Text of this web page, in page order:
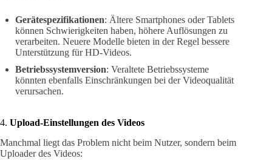
Gerätespezifikationen: Ältere Smartphones oder Tablets
können Schwierigkeiten haben, höhere Auflösungen zu
verarbeiten. Neuere Modelle bieten in der Regel bessere
Unterstützung für HD-Videos.
Betriebssystemversion: Veraltete Betriebssysteme
könnten ebenfalls Einschränkungen bei der Videoqualität
verursachen.
4. Upload-Einstellungen des Videos
Manchmal liegt das Problem nicht beim Nutzer, sondern beim
Uploader des Videos: